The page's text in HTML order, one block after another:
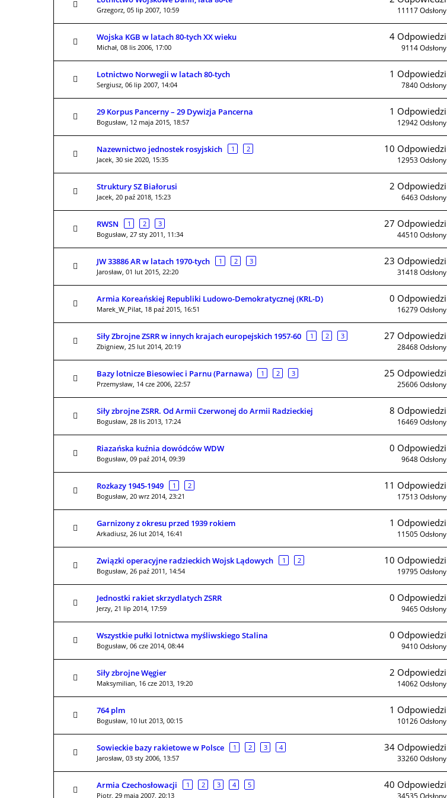
Grzegorz, 05 lip 2007, 10:59 11117Odsłony
Wojska KGB w latach 80-tych XX wieku
Michał, 08 lis 2006, 17:00
4 Odpowiedzi
9114Odsłony
Lotnictwo Norwegii w latach 80-tych
Sergiusz, 06 lip 2007, 14:04
1 Odpowiedzi
7840Odsłony
29 Korpus Pancerny – 29 Dywizja Pancerna
Bogusław, 12 maja 2015, 18:57
1 Odpowiedzi
12942Odsłony
Nazewnictwo jednostek rosyjskich 1
2
Jacek, 30 sie 2020, 15:35
10 Odpowiedzi
12953Odsłony
Struktury SZ Białorusi
Jacek, 20 paź 2018, 15:23
2 Odpowiedzi
6463Odsłony
RWSN 1 2
3
Bogusław, 27 sty 2011, 11:34
27 Odpowiedzi
44510Odsłony
JW 33886 AR w latach 1970-tych 1 2
3
Jarosław, 01 lut 2015, 22:20
23 Odpowiedzi
31418Odsłony
Armia Koreańskiej Republiki Ludowo-Demokratycznej (KRL-D)
Marek_W_Pilat, 18 paź 2015, 16:51
0 Odpowiedzi
16279Odsłony
Siły Zbrojne ZSRR w innych krajach europejskich 1957-60 1 2
3
Zbigniew, 25 lut 2014, 20:19
27 Odpowiedzi
28468Odsłony
Bazy lotnicze Biesowiec i Parnu (Parnawa) 1 2
3
Przemysław, 14 cze 2006, 22:57
25 Odpowiedzi
25606Odsłony
Siły zbrojne ZSRR. Od Armii Czerwonej do Armii Radzieckiej
Bogusław, 28 lis 2013, 17:24
8 Odpowiedzi
16469Odsłony
Riazańska kuźnia dowódców WDW
Bogusław, 09 paź 2014, 09:39
0 Odpowiedzi
9648Odsłony
Rozkazy 1945-1949 1
2
Bogusław, 20 wrz 2014, 23:21
11 Odpowiedzi
17513Odsłony
Garnizony z okresu przed 1939 rokiem
Arkadiusz, 26 lut 2014, 16:41
1 Odpowiedzi
11505Odsłony
Związki operacyjne radzieckich Wojsk Lądowych 1
2
Bogusław, 26 paź 2011, 14:54
10 Odpowiedzi
19795Odsłony
Jednostki rakiet skrzydlatych ZSRR
Jerzy, 21 lip 2014, 17:59
0 Odpowiedzi
9465Odsłony
Wszystkie pułki lotnictwa myśliwskiego Stalina
Bogusław, 06 cze 2014, 08:44
0 Odpowiedzi
9410Odsłony
Siły zbrojne Węgier
Maksymilian, 16 cze 2013, 19:20
2 Odpowiedzi
14062Odsłony
764 plm
Bogusław, 10 lut 2013, 00:15
1 Odpowiedzi
10126Odsłony
Sowieckie bazy rakietowe w Polsce 1 2 3
4
Jarosław, 03 sty 2006, 13:57
34 Odpowiedzi
33260Odsłony
Armia Czechosłowacji 1 2 3 4
5
Piotr, 29 maja 2007, 20:13
40 Odpowiedzi
34535Odsłony